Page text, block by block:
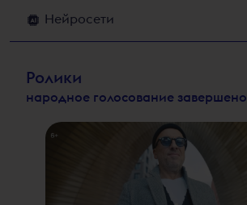
Нейросети
Ролики
народное голосование завершено